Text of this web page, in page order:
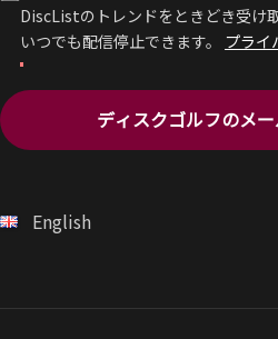
DiscListのトレンドをときどき受け取
いつでも配信停止できます。 プライ
ディスクゴルフのメ
English